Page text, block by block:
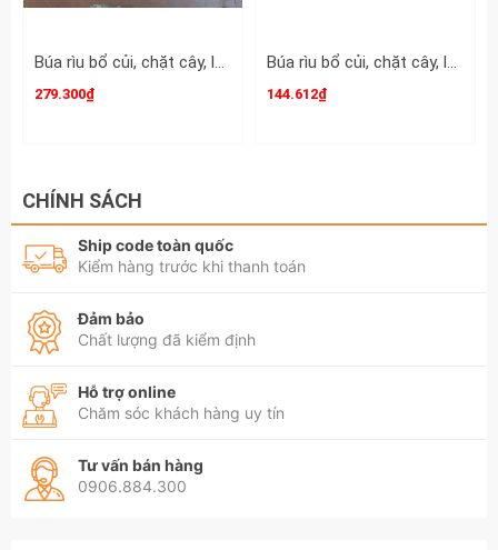
Búa rìu bổ củi, chặt cây, làm vườn, thoát hiểm, cứu hộ đa năng 2.2kg dài 920mm
279.300₫
Búa rìu bổ củi, chặt cây, làm vườn, thoát hiểm, cứu hộ đa nặng 800g dài 385mm Sơn Tùng
144.612₫
CHÍNH SÁCH
Ship code toàn quốc
Kiểm hàng trước khi thanh toán
Đảm bảo
Chất lượng đã kiểm định
Hỗ trợ online
Chăm sóc khách hàng uy tín
Tư vấn bán hàng
0906.884.300